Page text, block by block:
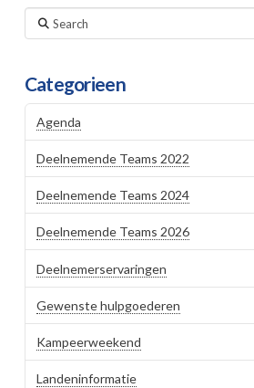
Search
Categorieen
Agenda
Deelnemende Teams 2022
Deelnemende Teams 2024
Deelnemende Teams 2026
Deelnemerservaringen
Gewenste hulpgoederen
Kampeerweekend
Landeninformatie